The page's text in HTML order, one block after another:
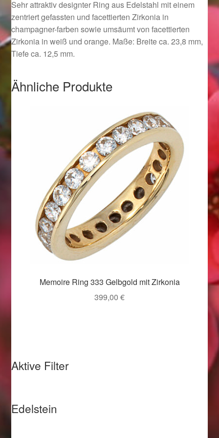
Ostergeschenke finden für Ostern 2019
Ostergeschenke finden für Ostern 2020
Ostergeschenke finden für Ostern 2022
Shop
Valentinstag
Valentinstag 2016
Sehr attraktiv designter Ring aus Edelstahl mit einem
zentriert gefassten und facettierten Zirkonia in
champagner-farben sowie umsäumt von facettierten
Zirkonia in weiß und orange. Maße: Breite ca. 23,8 mm,
Tiefe ca. 12,5 mm.
Ähnliche Produkte
Memoire Ring 333 Gelbgold mit Zirkonia
399,00 €
Aktive Filter
Edelstein